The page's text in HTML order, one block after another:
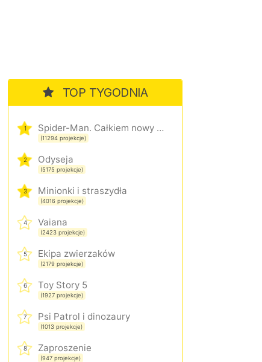
TOP TYGODNIA
1 Spider-Man. Całkiem nowy dzień
(11294 projekcje)
2 Odyseja
(5175 projekcje)
3 Minionki i straszydła
(4016 projekcje)
4 Vaiana
(2423 projekcje)
5 Ekipa zwierzaków
(2179 projekcje)
6 Toy Story 5
(1927 projekcje)
7 Psi Patrol i dinozaury
(1013 projekcje)
8 Zaproszenie
(947 projekcje)